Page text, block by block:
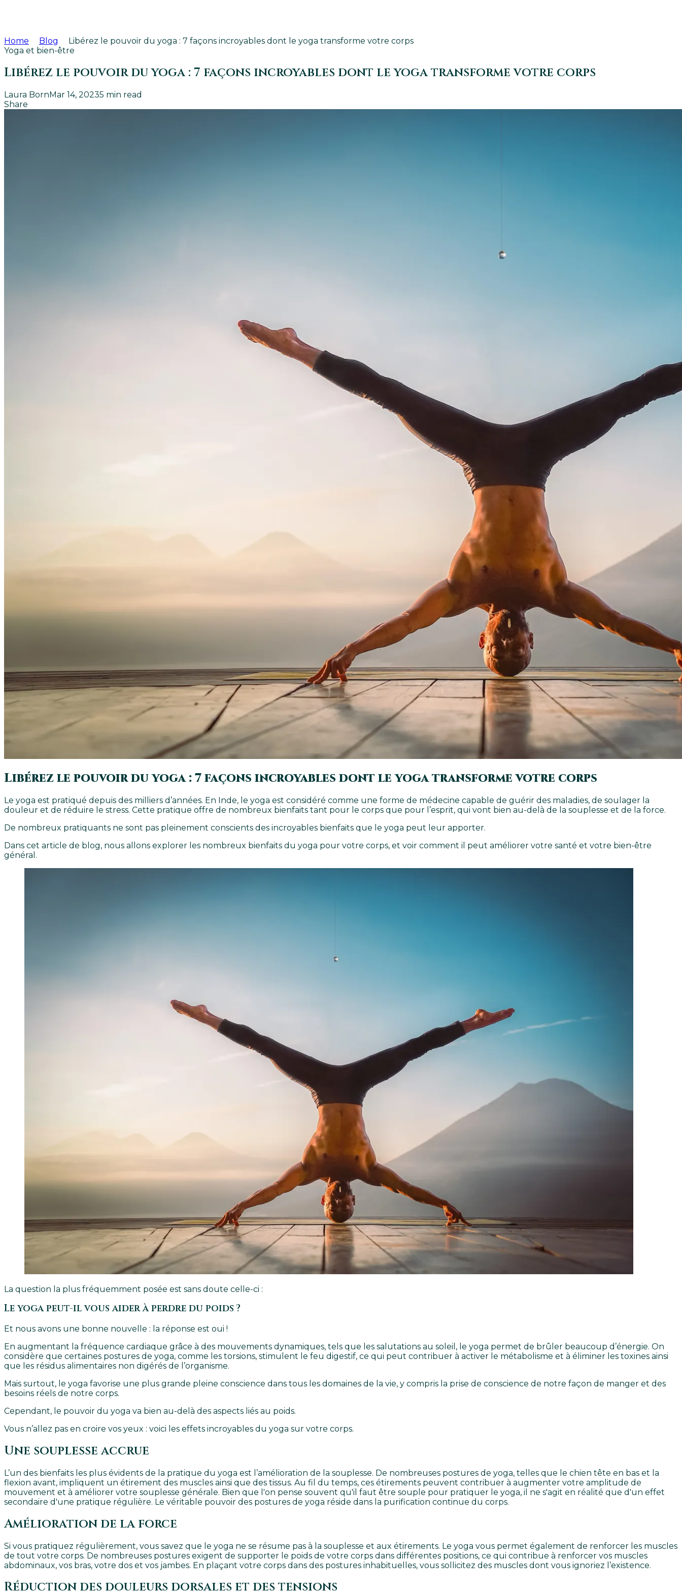
Home Blog
Libérez le pouvoir du yoga : 7 façons incroyables dont le yoga transforme votre corps
Yoga et bien-être
Libérez le pouvoir du yoga : 7 façons incroyables dont le yoga transforme votre corps
Laura BornMar 14, 20235 min read
Share
Libérez le pouvoir du yoga : 7 façons incroyables dont le yoga transforme votre corps
Le yoga est pratiqué depuis des milliers d’années. En Inde, le yoga est considéré comme une forme de médecine capable de guérir des maladies, de soulager la
douleur et de réduire le stress. Cette pratique offre de nombreux bienfaits tant pour le corps que pour l’esprit, qui vont bien au-delà de la souplesse et de la force.
De nombreux pratiquants ne sont pas pleinement conscients des incroyables bienfaits que le yoga peut leur apporter.
Dans cet article de blog, nous allons explorer les nombreux bienfaits du yoga pour votre corps, et voir comment il peut améliorer votre santé et votre bien-être
général.
La question la plus fréquemment posée est sans doute celle-ci :
Le yoga peut-il vous aider à perdre du poids ?
Et nous avons une bonne nouvelle : la réponse est oui !
En augmentant la fréquence cardiaque grâce à des mouvements dynamiques, tels que les salutations au soleil, le yoga permet de brûler beaucoup d’énergie. On
considère que certaines postures de yoga, comme les torsions, stimulent le feu digestif, ce qui peut contribuer à activer le métabolisme et à éliminer les toxines ainsi
que les résidus alimentaires non digérés de l’organisme.
Mais surtout, le yoga favorise une plus grande pleine conscience dans tous les domaines de la vie, y compris la prise de conscience de notre façon de manger et des
besoins réels de notre corps.
Cependant, le pouvoir du yoga va bien au-delà des aspects liés au poids.
Vous n’allez pas en croire vos yeux : voici les effets incroyables du yoga sur votre corps.
Une souplesse accrue
L’un des bienfaits les plus évidents de la pratique du yoga est l’amélioration de la souplesse. De nombreuses postures de yoga, telles que le chien tête en bas et la
flexion avant, impliquent un étirement des muscles ainsi que des tissus. Au fil du temps, ces étirements peuvent contribuer à augmenter votre amplitude de
mouvement et à améliorer votre souplesse générale. Bien que l'on pense souvent qu'il faut être souple pour pratiquer le yoga, il ne s'agit en réalité que d'un effet
secondaire d'une pratique régulière. Le véritable pouvoir des postures de yoga réside dans la purification continue du corps.
Amélioration de la force
Si vous pratiquez régulièrement, vous savez que le yoga ne se résume pas à la souplesse et aux étirements. Le yoga vous permet également de renforcer les muscles
de tout votre corps. De nombreuses postures exigent de supporter le poids de votre corps dans différentes positions, ce qui contribue à renforcer vos muscles
abdominaux, vos bras, votre dos et vos jambes. En plaçant votre corps dans des postures inhabituelles, vous sollicitez des muscles dont vous ignoriez l’existence.
Réduction des douleurs dorsales et des tensions